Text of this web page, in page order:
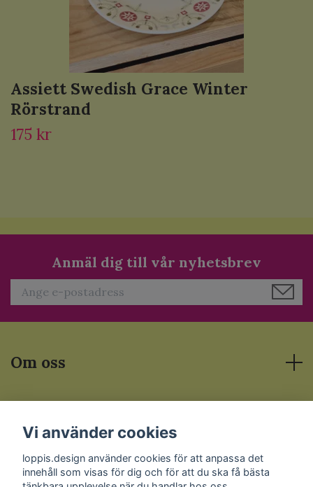
Assiett Swedish Grace Winter
Rörstrand
175 kr
Anmäl dig till vår nyhetsbrev
Om oss
Sociala medier
Vi använder cookies
loppis.design använder cookies för att anpassa det
innehåll som visas för dig och för att du ska få bästa